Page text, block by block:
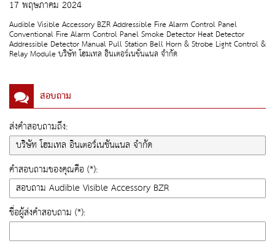
17 พฤษภาคม 2024
Audible Visible Accessory BZR Addressible Fire Alarm Control Panel
Conventional Fire Alarm Control Panel Smoke Detector Heat Detector
Addressible Detector Manual Pull Station Bell Horn & Strobe Light Control &
Relay Module บริษัท โฮมเทล อินเตอร์เนชั่นแนล จำกัด
สอบถาม
ส่งคำสอบถามถึง:
คำสอบถามของคุณคือ (*):
ชื่อผู้ส่งคำสอบถาม (*):